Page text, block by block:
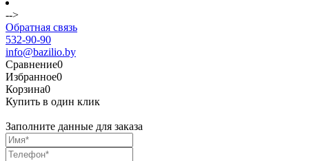
-->
Обратная связь
532-90-90
info@bazilio.by
Сравнение0
Избранное0
Корзина0
Купить в один клик
Заполните данные для заказа